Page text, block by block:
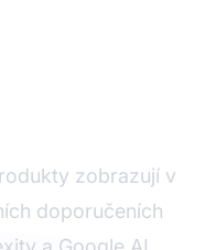
zobrazují v
doporučeních